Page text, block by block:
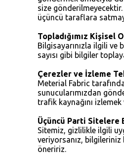
size
üçüncü taraflara
Topladığımız Kişisel
Bilgisayarınızla ilgili
sayısı gibi bilgiler
Çerezler ve İzleme
Meterial Fabric
sunucularımızdan
trafik kaynağını
Üçüncü Parti Sitelere
Sitemiz, gizlilikle ilgili
veriyorsanız,
öneririz.